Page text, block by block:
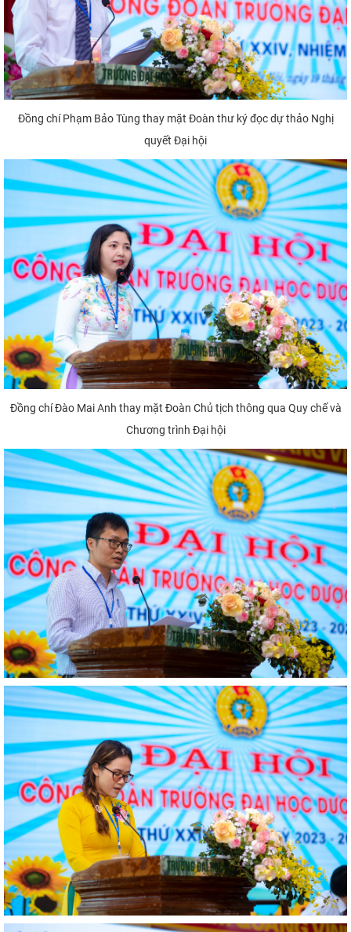
Đồng chí Phạm Bảo Tùng thay mặt Đoàn thư ký đọc dự thảo Nghị
quyết Đại hội
Đồng chí Đào Mai Anh thay mặt Đoàn Chủ tịch thông qua Quy chế và
Chương trình Đại hội